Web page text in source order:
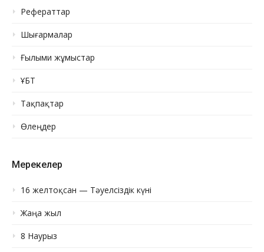
Рефераттар
Шығармалар
Ғылыми жұмыстар
ҰБТ
Тақпақтар
Өлеңдер
Мерекелер
16 желтоқсан — Тәуелсіздік күні
Жаңа жыл
8 Наурыз